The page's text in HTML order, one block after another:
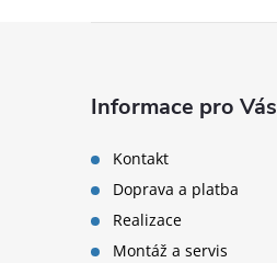
Informace pro Vás
Kontakt
Doprava a platba
Realizace
Montáž a servis